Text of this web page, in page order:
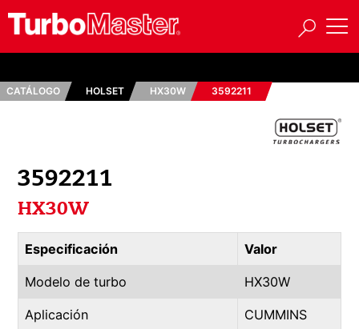
CATÁLOGO HOLSET HX30W 3592211
3592211
HX30W
Especificación Valor
Modelo de turbo HX30W
Aplicación CUMMINS